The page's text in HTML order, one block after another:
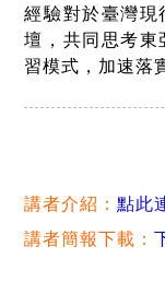
經驗對於臺灣現
壇，共同思考東
習模式，加速落
講者介紹：點此
講者簡報下載：